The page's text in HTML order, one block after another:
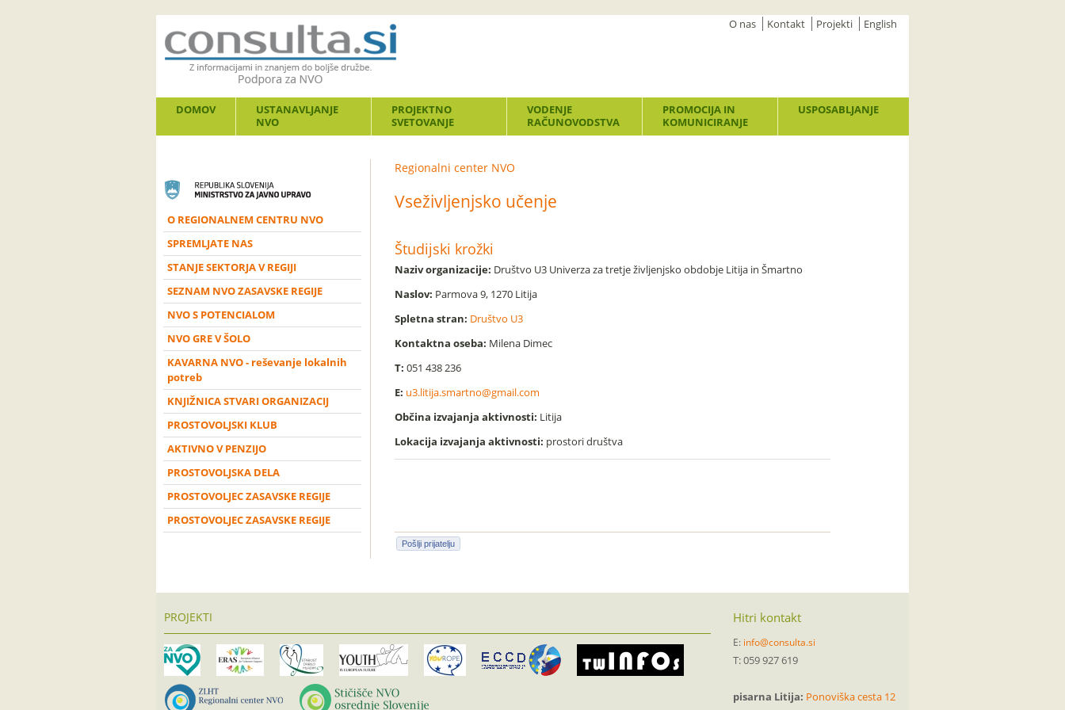
O nas Kontakt Projekti English
DOMOV
USTANAVLJANJE
NVO
PROJEKTNO
SVETOVANJE
VODENJE
RAČUNOVODSTVA
PROMOCIJA IN
KOMUNICIRANJE
USPOSABLJANJE
O REGIONALNEM CENTRU NVO
SPREMLJATE NAS
STANJE SEKTORJA V REGIJI
SEZNAM NVO ZASAVSKE REGIJE
NVO S POTENCIALOM
NVO GRE V ŠOLO
KAVARNA NVO - reševanje lokalnih
potreb
KNJIŽNICA STVARI ORGANIZACIJ
PROSTOVOLJSKI KLUB
AKTIVNO V PENZIJO
PROSTOVOLJSKA DELA
PROSTOVOLJEC ZASAVSKE REGIJE
PROSTOVOLJEC ZASAVSKE REGIJE
Regionalni center NVO
Vseživljenjsko učenje
Študijski krožki
Naziv organizacije: Društvo U3 Univerza za tretje življenjsko obdobje Litija in Šmartno
Naslov: Parmova 9, 1270 Litija
Spletna stran: Društvo U3
Kontaktna oseba: Milena Dimec
T: 051 438 236
E: u3.litija.smartno@gmail.com
Občina izvajanja aktivnosti: Litija
Lokacija izvajanja aktivnosti: prostori društva
Pošlji prijatelju
PROJEKTI Hitri kontakt
E: info@consulta.si
T: 059 927 619
pisarna Litija: Ponoviška cesta 12